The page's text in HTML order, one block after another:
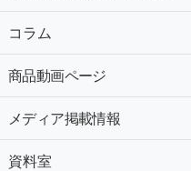
コラム
商品動画ページ
メディア掲載情報
資料室